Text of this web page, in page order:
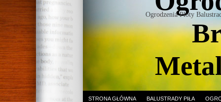
Ogrodzenia Płoty
STRONA GŁÓWNA BALUSTRADY PIŁA